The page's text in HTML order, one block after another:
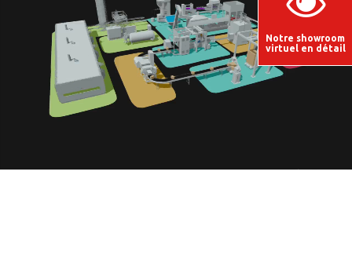
Notre showroom
virtuel en détail